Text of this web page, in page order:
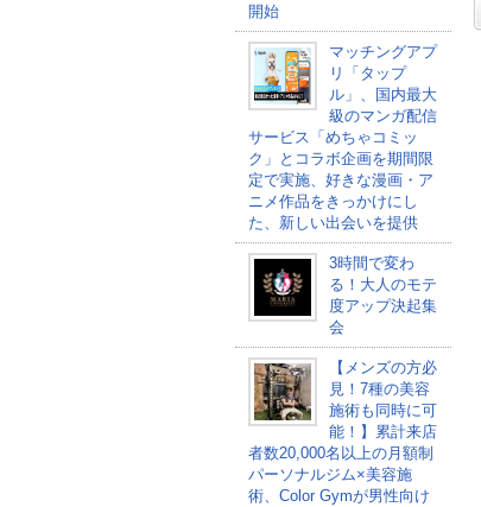
開始
マッチングアプ
リ「タップ
ル」、国内最大
級のマンガ配信
サービス「めちゃコミッ
ク」とコラボ企画を期間限
定で実施、好きな漫画・ア
ニメ作品をきっかけにし
た、新しい出会いを提供
3時間で変わ
る！大人のモテ
度アップ決起集
会
【メンズの方必
見！7種の美容
施術も同時に可
能！】累計来店
者数20,000名以上の月額制
パーソナルジム×美容施
術、Color Gymが男性向け